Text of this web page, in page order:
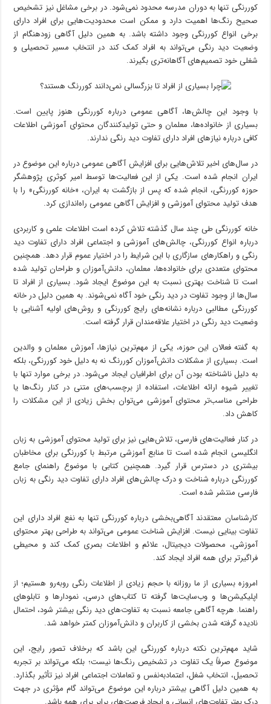
کوررنگی تنها به دوران مدرسه محدود نمی‌شود. در برخی مشاغل نیز تشخیص
صحیح رنگ‌ها اهمیت دارد و ممکن است محدودیت‌هایی برای افراد دارای
برخی انواع کوررنگی وجود داشته باشد. به همین دلیل آگاهی زودهنگام از
وضعیت دید رنگی می‌تواند به افراد کمک کند در انتخاب مسیر تحصیلی و
شغلی خود تصمیم‌های آگاهانه‌تری بگیرند.
با وجود این چالش‌ها، آگاهی عمومی درباره کوررنگی هنوز پایین است.
بسیاری از خانواده‌ها، معلمان و حتی تولیدکنندگان محتوای آموزشی اطلاعات
کافی درباره نیازهای افراد دارای تفاوت دید رنگی ندارند.
در سال‌های اخیر تلاش‌هایی برای افزایش آگاهی عمومی درباره این موضوع در
ایران انجام شده است. یکی از این فعالیت‌ها توسط امیر کوثری پژوهشگر
حوزه کوررنگی، انجام شده که پس از بازگشت به ایران، «خانه کوررنگی» را با
هدف تولید محتوای آموزشی و افزایش آگاهی عمومی راه‌اندازی کرد.
خانه کوررنگی طی چند سال گذشته تلاش کرده است اطلاعات علمی و کاربردی
درباره انواع کوررنگی، چالش‌های آموزشی و اجتماعی افراد دارای تفاوت دید
رنگی و راهکارهای سازگاری با این شرایط را در اختیار عموم قرار دهد. همچنین
محتوای متعددی برای خانواده‌ها، معلمان، دانش‌آموزان و طراحان تولید شده
است تا شناخت بهتری نسبت به این موضوع ایجاد شود. بسیاری از افراد تا
سال‌ها از وجود تفاوت در دید رنگی خود آگاه نمی‌شوند. به همین دلیل در خانه
کوررنگی مطالبی درباره نشانه‌های رایج کوررنگی و روش‌های اولیه آشنایی با
وضعیت دید رنگی در اختیار علاقه‌مندان قرار گرفته است.
به گفته فعالان این حوزه، یکی از مهم‌ترین نیازها، آموزش معلمان و والدین
است. بسیاری از مشکلات دانش‌آموزان کوررنگ نه به دلیل خود کوررنگی، بلکه
به دلیل ناشناخته بودن آن برای اطرافیان ایجاد می‌شود. در برخی موارد تنها با
تغییر شیوه ارائه اطلاعات، استفاده از برچسب‌های متنی در کنار رنگ‌ها یا
طراحی مناسب‌تر محتوای آموزشی می‌توان بخش زیادی از این مشکلات را
کاهش داد.
در کنار فعالیت‌های فارسی، تلاش‌هایی نیز برای تولید محتوای آموزشی به زبان
انگلیسی انجام شده است تا منابع آموزشی مرتبط با کوررنگی برای مخاطبان
بیشتری در دسترس قرار گیرد. همچنین کتابی با موضوع راهنمای جامع
کوررنگی درباره شناخت و درک چالش‌های افراد دارای تفاوت دید رنگی به زبان
فارسی منتشر شده است.
کارشناسان معتقدند آگاهی‌بخشی درباره کوررنگی تنها به نفع افراد دارای این
تفاوت بینایی نیست. افزایش شناخت عمومی می‌تواند به طراحی بهتر محتوای
آموزشی، محصولات دیجیتال، علائم و اطلاعات بصری کمک کند و محیطی
فراگیرتر برای همه افراد ایجاد کند.
امروزه بسیاری از ما روزانه با حجم زیادی از اطلاعات رنگی روبه‌رو هستیم؛ از
اپلیکیشن‌ها و وب‌سایت‌ها گرفته تا کتاب‌های درسی، نمودارها و تابلوهای
راهنما. هرچه آگاهی جامعه نسبت به تفاوت‌های دید رنگی بیشتر شود، احتمال
نادیده گرفته شدن بخشی از کاربران و دانش‌آموزان کمتر خواهد شد.
شاید مهم‌ترین نکته درباره کوررنگی این باشد که برخلاف تصور رایج، این
موضوع صرفاً یک تفاوت در تشخیص رنگ‌ها نیست؛ بلکه می‌تواند بر تجربه
تحصیل، انتخاب شغل، اعتمادبه‌نفس و تعاملات اجتماعی افراد نیز تأثیر بگذارد.
به همین دلیل آگاهی بیشتر درباره این موضوع می‌تواند گام مؤثری در جهت